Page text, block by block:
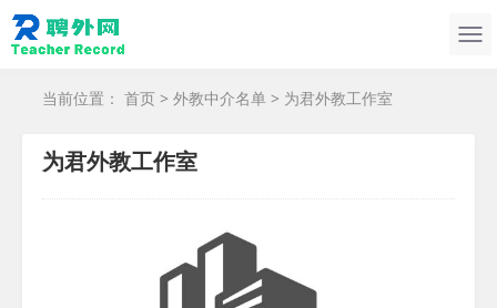
当前位置： 首页 > 外教中介名单 > 为君外教工作室
为君外教工作室